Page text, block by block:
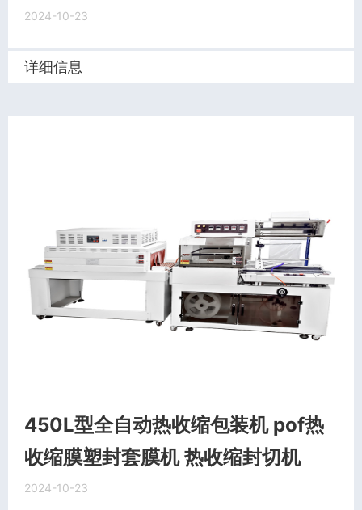
2024-10-23
详细信息
450L型全自动热收缩包装机 pof热
收缩膜塑封套膜机 热收缩封切机
2024-10-23